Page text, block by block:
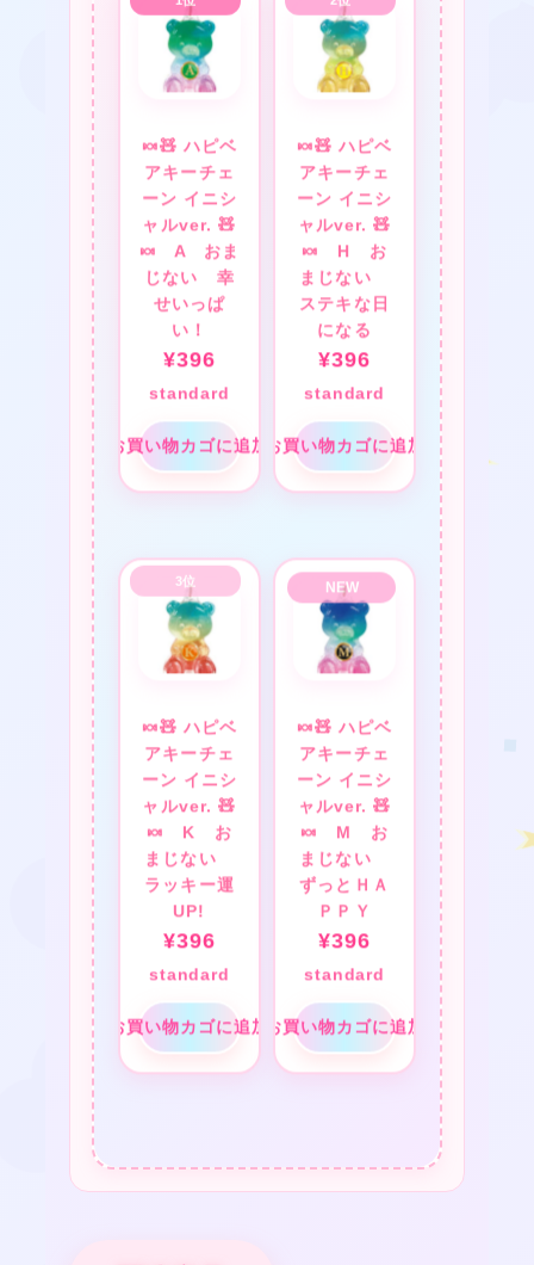
🍬🧸 ハピベ
アキーチェ
ーン イニシ
ャルver. 🧸
🍬 A おま
じない 幸
せいっぱ
い！
¥396
standard
お買い物カゴに追加
🍬🧸 ハピベ
アキーチェ
ーン イニシ
ャルver. 🧸
🍬 H お
まじない
ステキな日
になる
¥396
standard
お買い物カゴに追加
🍬🧸 ハピベ
アキーチェ
ーン イニシ
ャルver. 🧸
🍬 K お
まじない
ラッキー運
UP!
¥396
standard
お買い物カゴに追加
🍬🧸 ハピベ
アキーチェ
ーン イニシ
ャルver. 🧸
🍬 M お
まじない
ずっとＨＡ
ＰＰＹ
¥396
standard
お買い物カゴに追加
★
❤
★
❤
★
★ ★
★